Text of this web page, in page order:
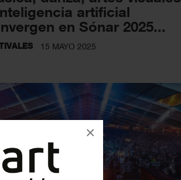
×
artificial
en Sónar 2025...
15 MAYO 2025